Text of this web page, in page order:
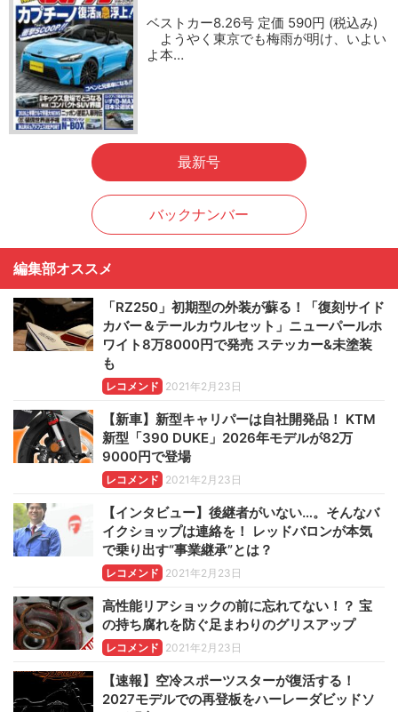
ベストカー8.26号 定価 590円 (税込み)
ようやく東京でも梅雨が明け、いよい
よ本…
最新号
バックナンバー
編集部オススメ
「RZ250」初期型の外装が蘇る！「復刻サイド
カバー＆テールカウルセット」ニューパールホ
ワイト8万8000円で発売 ステッカー&未塗装
も
レコメンド 2021年2月23日
【新車】新型キャリパーは自社開発品！ KTM
新型「390 DUKE」2026年モデルが82万
9000円で登場
レコメンド 2021年2月23日
【インタビュー】後継者がいない…。そんなバ
イクショップは連絡を！ レッドバロンが本気
で乗り出す“事業継承”とは？
レコメンド 2021年2月23日
高性能リアショックの前に忘れてない！？ 宝
の持ち腐れを防ぐ足まわりのグリスアップ
レコメンド 2021年2月23日
【速報】空冷スポーツスターが復活する！
2027モデルでの再登板をハーレーダビッドソ